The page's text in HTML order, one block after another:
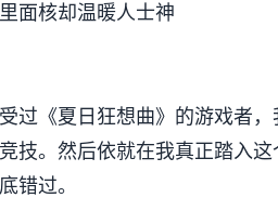
面核却温暖人士神
过《夏日狂想曲》的游戏者
技​​。然后依就在我真正踏入
错过。